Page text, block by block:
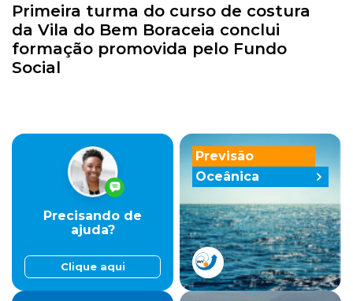
Primeira turma do curso de costura
da Vila do Bem Boraceia conclui
formação promovida pelo Fundo
Social
Previsão
Oceânica
Precisando de
ajuda?
Clique aqui